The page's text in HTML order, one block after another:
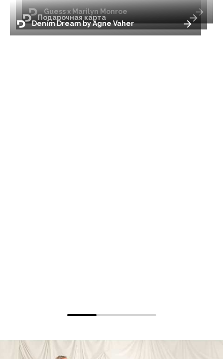
Denim Dream by Agne Vaher
Подарочная карта
Guess x Marilyn Monroe